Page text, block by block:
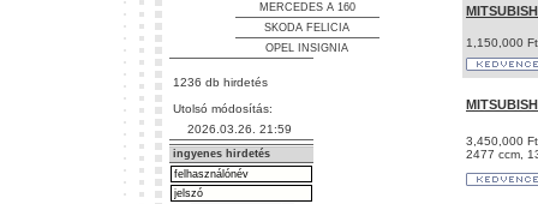
MERCEDES A 160
SKODA FELICIA
OPEL INSIGNIA
1236 db hirdetés
Utolsó módosítás:
2026.03.26. 21:59
ingyenes hirdetés
1,150,000
3,450,000
2477 ccm,